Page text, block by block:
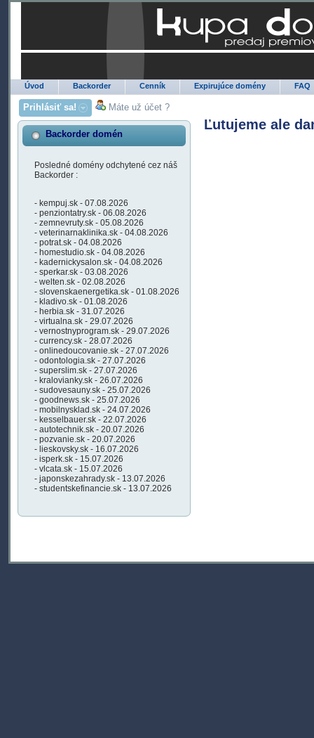
Úvod Backorder Cenník Expirujúce domény FAQ
Prihlásiť sa! Máte už účet ?
Backorder domén
Posledné domény odchytené cez náš
Backorder :
- kempuj.sk - 07.08.2026
- penziontatry.sk - 06.08.2026
- zemnevruty.sk - 05.08.2026
- veterinarnaklinika.sk - 04.08.2026
- potrat.sk - 04.08.2026
- homestudio.sk - 04.08.2026
- kadernickysalon.sk - 04.08.2026
- sperkar.sk - 03.08.2026
- welten.sk - 02.08.2026
- slovenskaenergetika.sk - 01.08.2026
- kladivo.sk - 01.08.2026
- herbia.sk - 31.07.2026
- virtualna.sk - 29.07.2026
- vernostnyprogram.sk - 29.07.2026
- currency.sk - 28.07.2026
- onlinedoucovanie.sk - 27.07.2026
- odontologia.sk - 27.07.2026
- superslim.sk - 27.07.2026
- kralovianky.sk - 26.07.2026
- sudovesauny.sk - 25.07.2026
- goodnews.sk - 25.07.2026
- mobilnysklad.sk - 24.07.2026
- kesselbauer.sk - 22.07.2026
- autotechnik.sk - 20.07.2026
- pozvanie.sk - 20.07.2026
- lieskovsky.sk - 16.07.2026
- isperk.sk - 15.07.2026
- vlcata.sk - 15.07.2026
- japonskezahrady.sk - 13.07.2026
- studentskefinancie.sk - 13.07.2026
Ľutujeme ale